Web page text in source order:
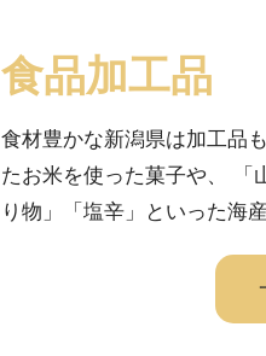
食品加工品
食材豊かな新潟県は加工品
たお米を使った菓子や、 「
り物」「塩辛」といった海